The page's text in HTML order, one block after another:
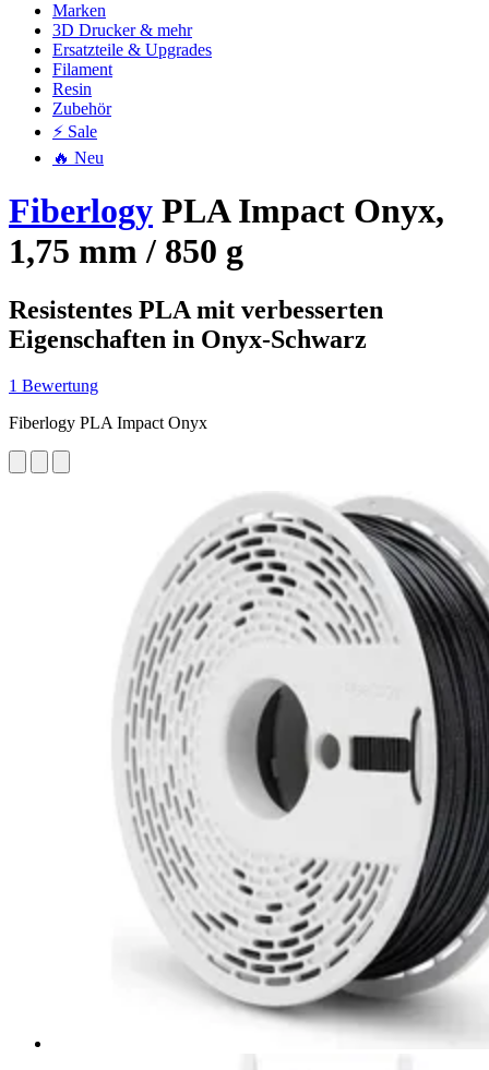
Marken
3D Drucker & mehr
Ersatzteile & Upgrades
Filament
Resin
Zubehör
⚡ Sale
🔥 Neu
Fiberlogy PLA Impact Onyx,
1,75 mm / 850 g
Resistentes PLA mit verbesserten
Eigenschaften in Onyx-Schwarz
1 Bewertung
Fiberlogy PLA Impact Onyx